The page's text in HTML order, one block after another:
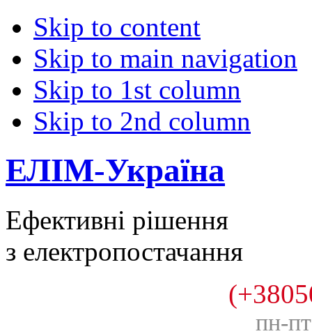
Skip to content
Skip to main navigation
Skip to 1st column
Skip to 2nd column
ЕЛІМ-Україна
Ефективні рішення
з електропостачання
пн-